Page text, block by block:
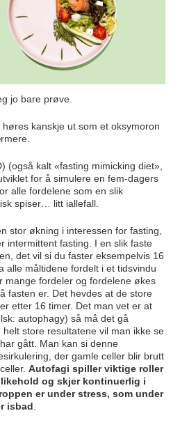
jo bare prøve.
kanskje ut som et oksymoron
(også kalt «fasting mimicking diet»,
for å simulere en fem-dagers
alle fordelene som en slik
spiser… litt iallefall.
stor økning i interessen for fasting,
intermittent fasting. I en slik faste
det vil si du faster eksempelvis 16
alle måltidene fordelt i et tidsvindu
mange fordeler og fordelene økes
fasten er. Det hevdes at de store
etter 16 timer. Det man vet er at
autophagy) så må det gå
store resultatene vil man ikke se
gått. Man kan si denne
der gamle celler blir brutt
Autofagi spiller viktige roller
og skjer kontinuerlig i
er under stress, som under
isbad.